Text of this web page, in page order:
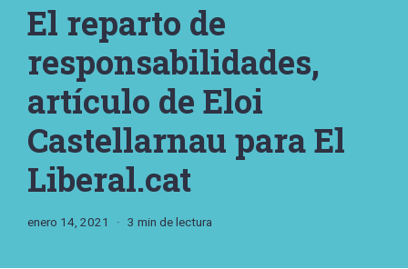
El reparto de
responsabilidades,
artículo de Eloi
Castellarnau para El
Liberal.cat
enero 14, 2021 3 min de lectura